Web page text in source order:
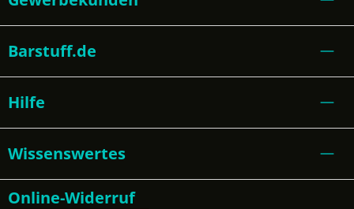
Barstuff.de
Hilfe
Wissenswertes
Online-Widerruf